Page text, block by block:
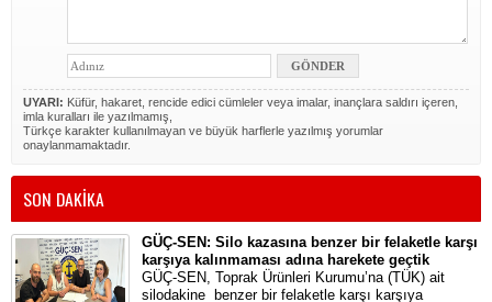
UYARI: Küfür, hakaret, rencide edici cümleler veya imalar, inançlara saldırı içeren,
imla kuralları ile yazılmamış,
Türkçe karakter kullanılmayan ve büyük harflerle yazılmış yorumlar
onaylanmamaktadır.
SON DAKİKA
GÜÇ-SEN: Silo kazasına benzer bir felaketle karşı
karşıya kalınmaması adına harekete geçtik
GÜÇ-SEN, Toprak Ürünleri Kurumu’na (TÜK) ait
silodakine benzer bir felaketle karşı karşıya